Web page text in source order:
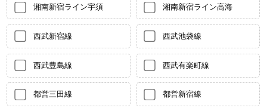
湘南新宿ライン宇須 湘南新宿ライン高海
西武新宿線 西武池袋線
西武豊島線 西武有楽町線
都営三田線 都営新宿線